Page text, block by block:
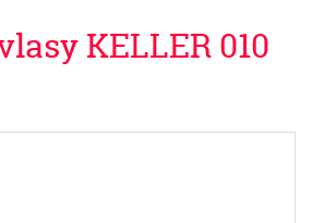
KELLER 010